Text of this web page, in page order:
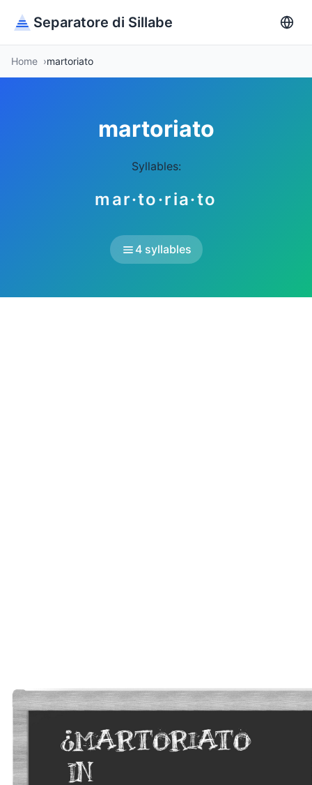
Separatore di Sillabe
Home martoriato
martoriato
Syllables:
mar·to·ria·to
4 syllables